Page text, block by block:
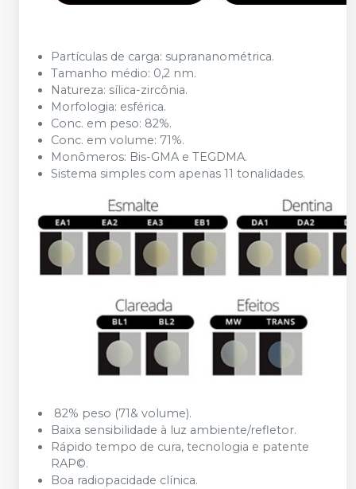
Partículas de carga: suprananométrica.
Tamanho médio: 0,2 nm.
Natureza: sílica-zircônia.
Morfologia: esférica.
Conc. em peso: 82%.
Conc. em volume: 71%.
Monômeros: Bis-GMA e TEGDMA.
Sistema simples com apenas 11 tonalidades.
82% peso (71& volume).
Baixa sensibilidade à luz ambiente/refletor.
Rápido tempo de cura, tecnologia e patente
RAP©.
Boa radiopacidade clínica.